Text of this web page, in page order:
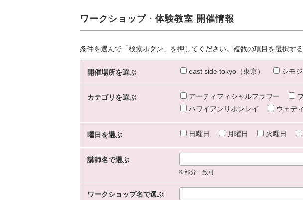
ワークショップ・体験教室 開催情報
条件を選んで「検索ボタン」を押してください。複数の項目を選択する
開催場所を選ぶ east side tokyo（東京） シモ
カテゴリを選ぶ アーティフィシャルフラワー
ハワイアンリボンレイ
ウェデ
曜日を選ぶ 日曜日 月曜日 火曜日
講師名で選ぶ
※部分一致可
ワークショップ名で選ぶ